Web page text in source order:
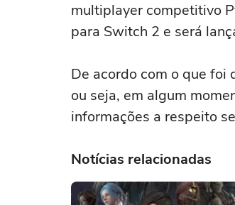
multiplayer competitivo
para Switch 2 e será
De acordo com o que foi
ou seja, em algum
informações a respeito
Notícias relacionadas